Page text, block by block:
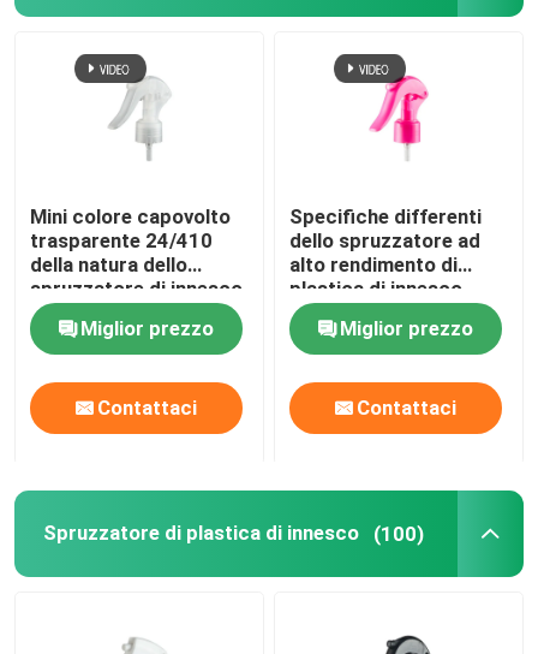
Mini colore capovolto
trasparente 24/410
della natura dello
spruzzatore di innesco
Miglior prezzo
Contattaci
Specifiche differenti
dello spruzzatore ad
alto rendimento di
plastica di innesco
della materia prima dei
pp
Miglior prezzo
Contattaci
Spruzzatore di plastica di innesco (100)